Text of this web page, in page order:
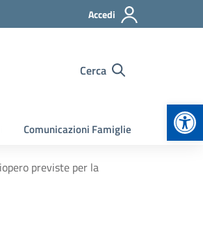
Accedi
Cerca
Comunicazioni Famiglie
previste per la